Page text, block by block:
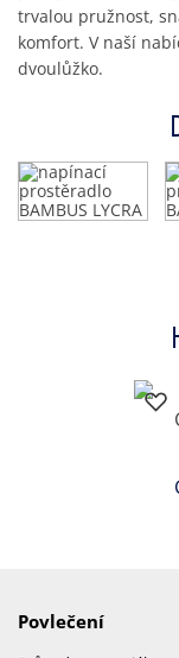
trvalou pružnost,
komfort. V naší
dvoulůžko.
Povlečení